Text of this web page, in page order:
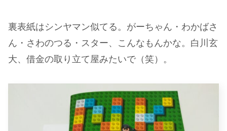
裏表紙はシンヤマン似てる。がーちゃん・わかばさ
ん・さわのつる・スター、こんなもんかな。白川玄
大、借金の取り立て屋みたいで（笑）。